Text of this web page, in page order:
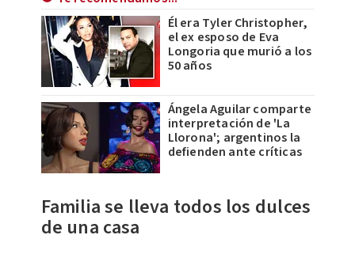
Él era Tyler Christopher,
el ex esposo de Eva
Longoria que murió a los
50 años
Ángela Aguilar comparte
interpretación de 'La
Llorona'; argentinos la
defienden ante críticas
Familia se lleva todos los dulces
de una casa